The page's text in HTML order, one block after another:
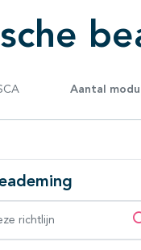
Aantal